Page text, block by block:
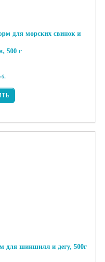
для морских свинок и
500 г
для шиншилл и дегу, 500г